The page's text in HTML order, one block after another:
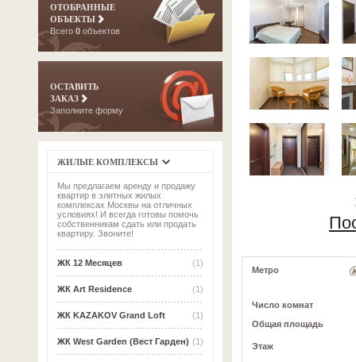
ОТОБРАННЫЕ
ОБЪЕКТЫ
Всего 0 объектов
ОСТАВИТЬ
ЗАКАЗ
Заполните форму
ЖИЛЫЕ КОМПЛЕКСЫ
Мы предлагаем аренду и продажу
квартир в элитных жилых
комплексах Москвы на отличных
условиях! И всегда готовы помочь
собственникам сдать или продать
квартиру. Звоните!
(1)
ЖК 12 Месяцев
(1)
ЖК Art Residence
(1)
ЖК KAZAKOV Grand Loft
(1)
ЖК West Garden (Вест Гарден)
Метро
Число комнат
Общая площадь
Этаж